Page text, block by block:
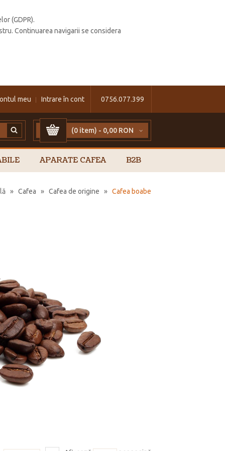
(GDPR).
Continuarea navigarii se considera
0756.077.399
meu Intrare în cont
(0 item) - 0,00 RON
APARATE CAFEA B2B
» Cafea » Cafea de origine » Cafea boabe